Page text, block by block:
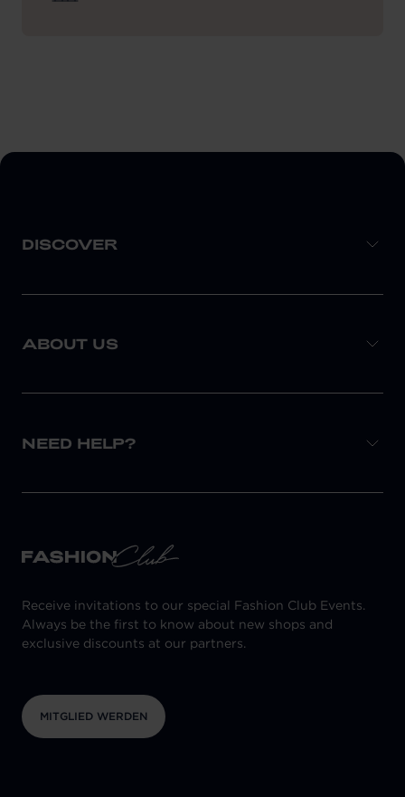
DISCOVER
ABOUT US
NEED HELP?
Receive invitations to our special Fashion Club Events.
Always be the first to know about new shops and
exclusive discounts at our partners.
MITGLIED WERDEN